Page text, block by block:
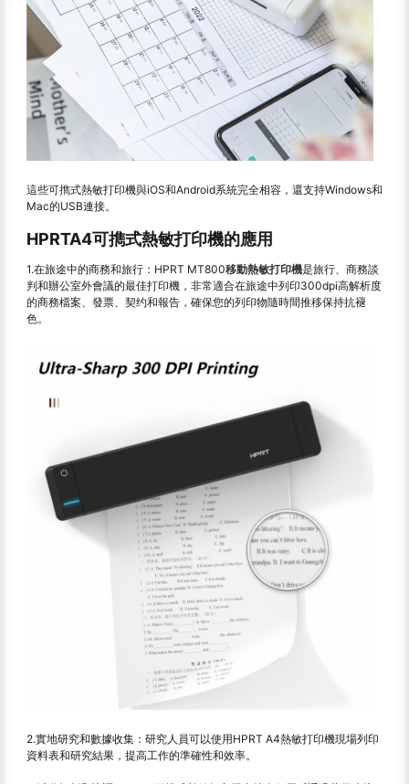
這些可擕式熱敏打印機與iOS和Android系統完全相容，還支持Windows和
Mac的USB連接。
HPRTA4可擕式熱敏打印機的應用
1.在旅途中的商務和旅行：HPRT MT800移動熱敏打印機是旅行、商務談
判和辦公室外會議的最佳打印機，非常適合在旅途中列印300dpi高解析度
的商務檔案、發票、契约和報告，確保您的列印物隨時間推移保持抗褪
色。
2.實地研究和數據收集：研究人員可以使用HPRT A4熱敏打印機現場列印
資料表和研究結果，提高工作的準確性和效率。